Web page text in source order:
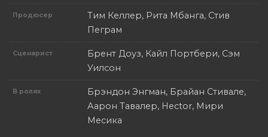
Продюсер
Тим Келлер, Рита Мбанга, Стив
Пеграм
Сценарист
Брент Доуз, Кайл Портбери, Сэм
Уилсон
В ролях
Брэндон Энгман, Брайан Стивале,
Аарон Тавалер, Hector, Мири
Месика